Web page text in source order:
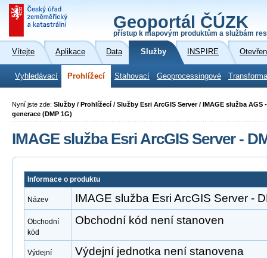
Geoportál ČÚZK
přístup k mapovým produktům a službám
Vítejte Aplikace Data Služby INSPIRE
Vyhledávací Prohlížecí Stahovací Geoprocessingové
Nyní jste zde: Služby / Prohlížecí / Služby Esri ArcGIS Server / IMAGE služba
generace (DMP 1G)
IMAGE služba Esri ArcGIS Server -
Informace o produktu
Název IMAGE služba Esri ArcGIS Server -
Obchodní
kód
Obchodní kód není stanoven
Výdejní
Výdejní jednotka není stanovena